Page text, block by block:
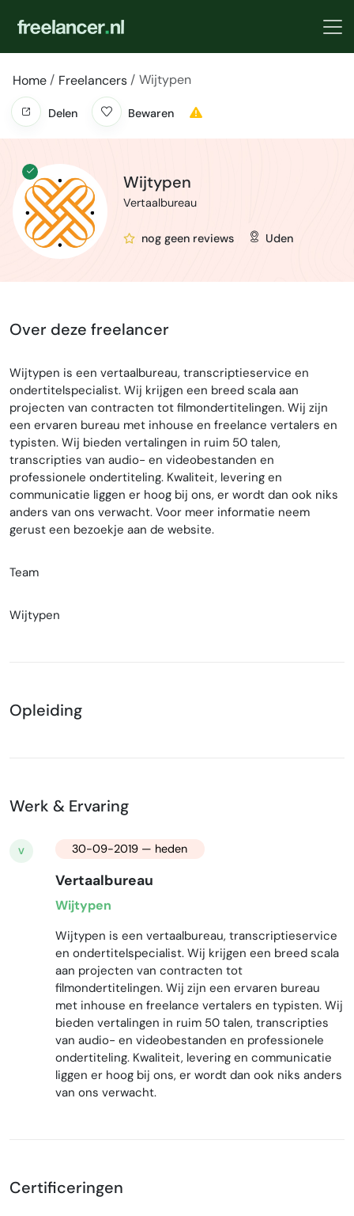
Home Freelancers Wijtypen
Delen Bewaren
Wijtypen
Vertaalbureau
nog geen reviews Uden
Over deze freelancer
Wijtypen is een vertaalbureau, transcriptieservice en
ondertitelspecialist. Wij krijgen een breed scala aan
projecten van contracten tot filmondertitelingen. Wij zijn
een ervaren bureau met inhouse en freelance vertalers en
typisten. Wij bieden vertalingen in ruim 50 talen,
transcripties van audio- en videobestanden en
professionele ondertiteling. Kwaliteit, levering en
communicatie liggen er hoog bij ons, er wordt dan ook niks
anders van ons verwacht. Voor meer informatie neem
gerust een bezoekje aan de website.
Team
Wijtypen
Opleiding
Werk & Ervaring
V 30-09-2019 — heden
Vertaalbureau
Wijtypen
Wijtypen is een vertaalbureau, transcriptieservice
en ondertitelspecialist. Wij krijgen een breed scala
aan projecten van contracten tot
filmondertitelingen. Wij zijn een ervaren bureau
met inhouse en freelance vertalers en typisten. Wij
bieden vertalingen in ruim 50 talen, transcripties
van audio- en videobestanden en professionele
ondertiteling. Kwaliteit, levering en communicatie
liggen er hoog bij ons, er wordt dan ook niks anders
van ons verwacht.
Certificeringen